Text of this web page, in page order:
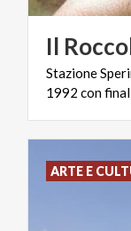
Il
Stazione
1992 con
ARTE E